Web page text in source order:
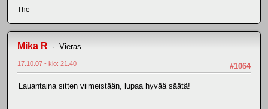
The
Mika R Vieras
#1064
17.10.07 - klo: 21.40
Lauantaina sitten viimeistään, lupaa hyvää säätä!